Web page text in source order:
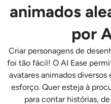
Filtro de IA
Gerador de tiro na cabeça
Gerador de tiro na cabeça
Criador de fotos para
animados
por
Criar personagens de
foi tão fácil! O AI Ease
avatares animados
esforço. Quer esteja à
para contar histórias,